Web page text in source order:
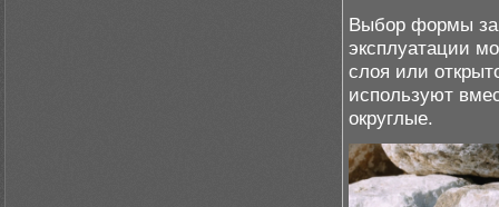
Выбор формы
эксплуатации
слоя или
используют
округлые.